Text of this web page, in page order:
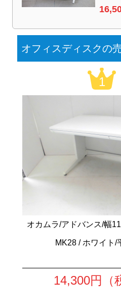
オフィスディスクの
1
オカムラ/アドバンス/幅
MK28 / ホワイト/
14,300円（